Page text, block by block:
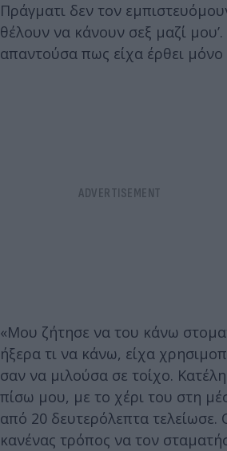
Πράγματι δεν τον
θέλουν να κάνουν σεξ μαζί
απαντούσα πως είχα έρθει
«Μου ζήτησε να του κάνω
ήξερα τι να κάνω, είχα
σαν να μιλούσα σε τοίχο.
πίσω μου, με το χέρι του στη
από 20 δευτερόλεπτα τελείωσε.
κανένας τρόπος να τον